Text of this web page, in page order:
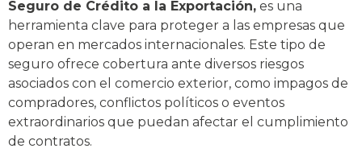
Seguro de Crédito a la Exportación, es una
herramienta clave para proteger a las empresas que
operan en mercados internacionales. Este tipo de
seguro ofrece cobertura ante diversos riesgos
asociados con el comercio exterior, como impagos de
compradores, conflictos políticos o eventos
extraordinarios que puedan afectar el cumplimiento
de contratos.